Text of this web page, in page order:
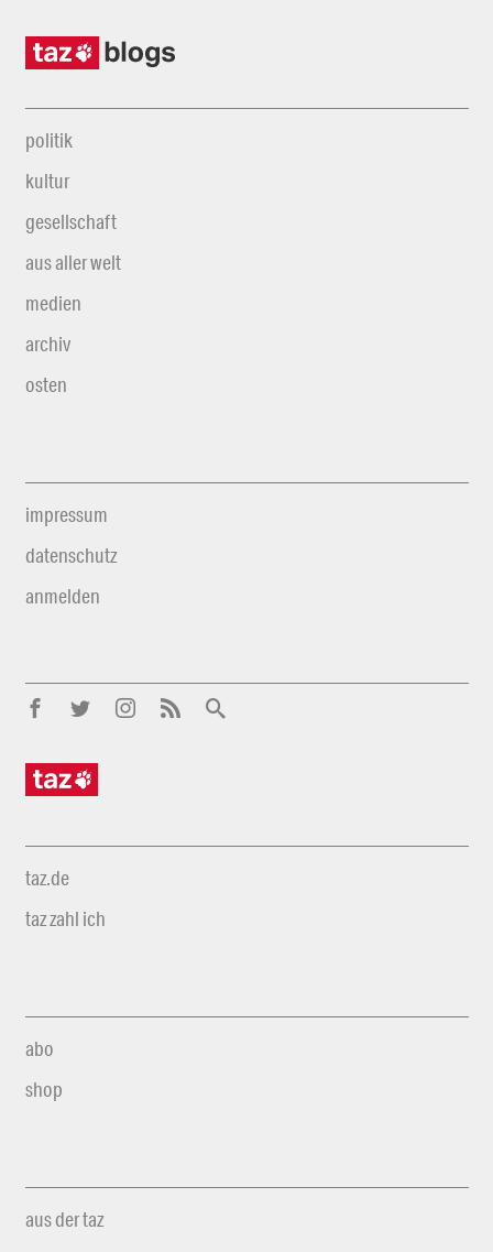
politik
kultur
gesellschaft
aus aller welt
medien
archiv
osten
impressum
datenschutz
anmelden
taz.de
taz zahl ich
abo
shop
aus der taz